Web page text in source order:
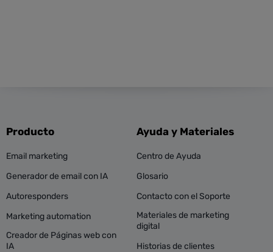
Producto
Email marketing
Generador de email con IA
Autoresponders
Marketing automation
Creador de Páginas web con
IA
Ayuda y Materiales
Centro de Ayuda
Glosario
Contacto con el Soporte
Materiales de marketing
digital
Historias de clientes